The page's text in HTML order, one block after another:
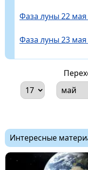
Фаза луны 22 мая
Фаза луны 23 мая
Интересные